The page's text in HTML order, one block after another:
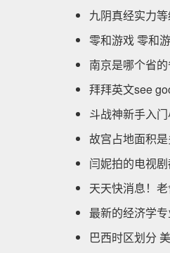
九阴真经实力
零和游戏 零和
南京是哪个省
拜拜英文see
斗战神新手入
故宫占地面积
闫妮拍的电视
天天快消息！
最新的经济学
巴西时区划分